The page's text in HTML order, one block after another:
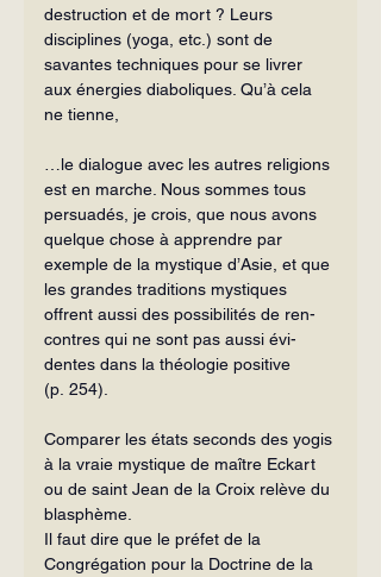
destruction et de mort ? Leurs
disciplines (yoga, etc.) sont de
savantes techniques pour se livrer
aux énergies diaboliques. Qu’à cela
ne tienne,
…le dialogue avec les autres reli­gions
est en marche. Nous sommes tous
persuadés, je crois, que nous avons
quelque chose à apprendre par
exemple de la mystique d’Asie, et que
les grandes traditions mystiques
offrent aussi des possibilités de ren­
contres qui ne sont pas aussi évi­
dentes dans la théologie positive
(p. 254).
Comparer les états seconds des yogis
à la vraie mystique de maître Eckart
ou de saint Jean de la Croix relève du
blas­phème.
Il faut dire que le préfet de la
Congrégation pour la Doctrine de la